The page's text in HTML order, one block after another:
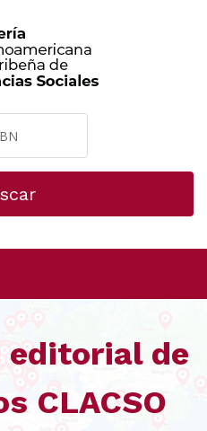
editorial de
CLACSO